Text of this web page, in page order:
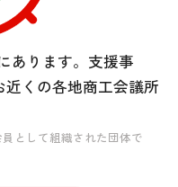
あります。 支援事
近くの各地商工会議所
として組織された団体で